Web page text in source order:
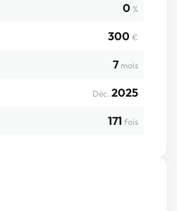
0 %
300 €
7 mois
Déc. 2025
171 fois